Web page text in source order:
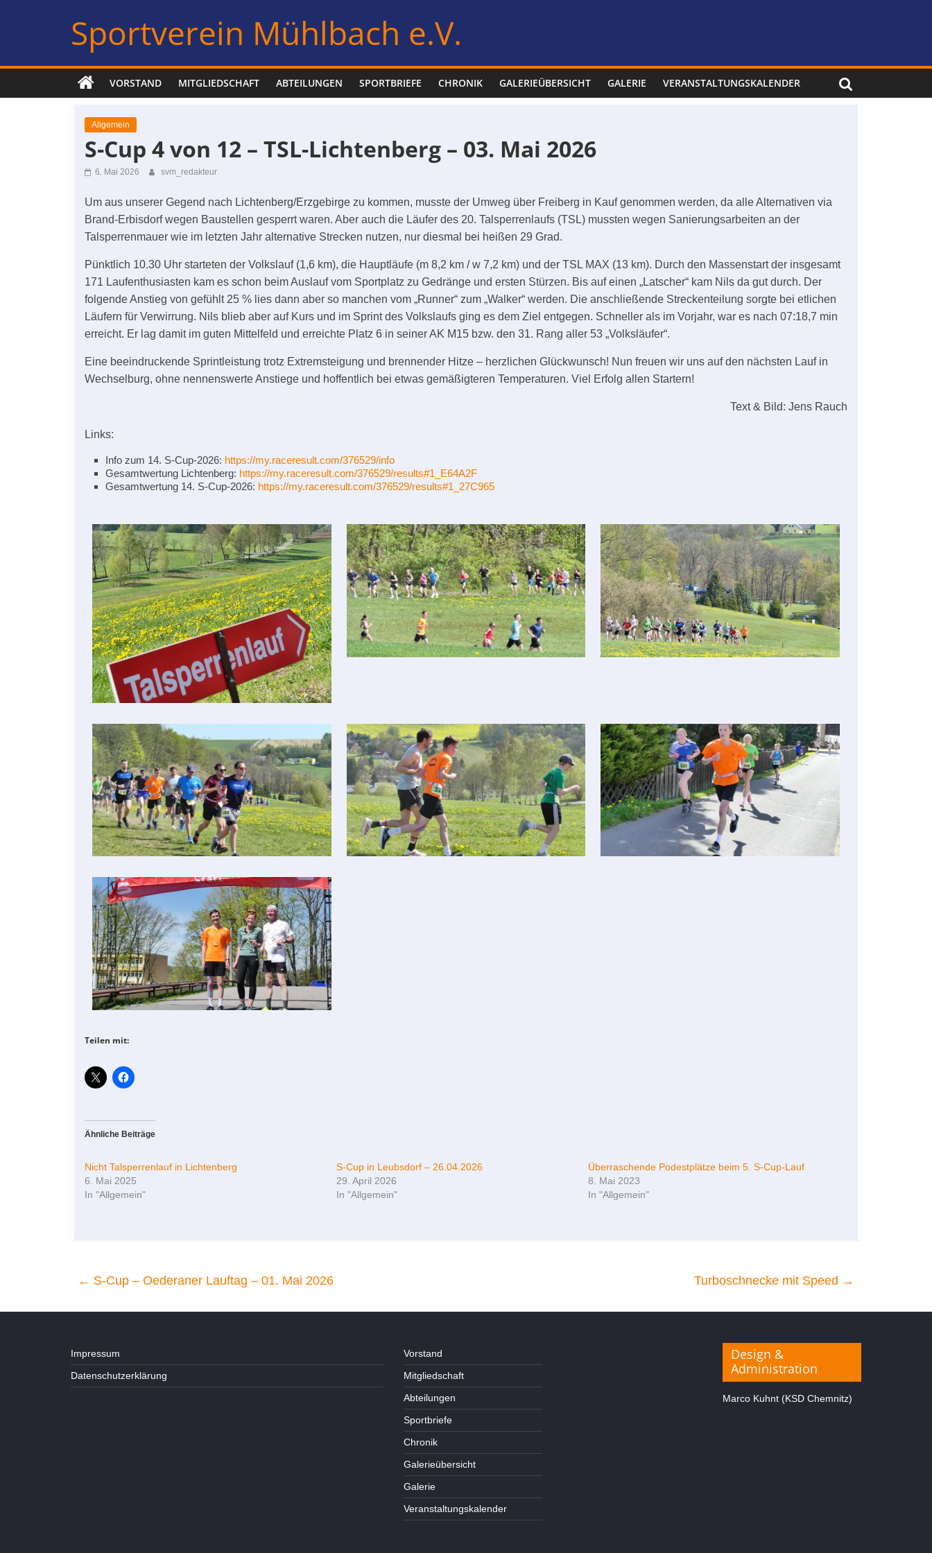
Sportverein Mühlbach e.V.
VORSTAND MITGLIEDSCHAFT ABTEILUNGEN SPORTBRIEFE CHRONIK GALERIEÜBERSICHT GALERIE VERANSTALTUNGSKALENDER
Allgemein
S-Cup 4 von 12 – TSL-Lichtenberg – 03. Mai 2026
6. Mai 2026 svm_redakteur
Um aus unserer Gegend nach Lichtenberg/Erzgebirge zu kommen, musste der Umweg über Freiberg in Kauf genommen werden, da alle Alternativen via
Brand-Erbisdorf wegen Baustellen gesperrt waren. Aber auch die Läufer des 20. Talsperrenlaufs (TSL) mussten wegen Sanierungsarbeiten an der
Talsperrenmauer wie im letzten Jahr alternative Strecken nutzen, nur diesmal bei heißen 29 Grad.
Pünktlich 10.30 Uhr starteten der Volkslauf (1,6 km), die Hauptläufe (m 8,2 km / w 7,2 km) und der TSL MAX (13 km). Durch den Massenstart der insgesamt
171 Laufenthusiasten kam es schon beim Auslauf vom Sportplatz zu Gedränge und ersten Stürzen. Bis auf einen „Latscher“ kam Nils da gut durch. Der
folgende Anstieg von gefühlt 25 % lies dann aber so manchen vom „Runner“ zum „Walker“ werden. Die anschließende Streckenteilung sorgte bei etlichen
Läufern für Verwirrung. Nils blieb aber auf Kurs und im Sprint des Volkslaufs ging es dem Ziel entgegen. Schneller als im Vorjahr, war es nach 07:18,7 min
erreicht. Er lag damit im guten Mittelfeld und erreichte Platz 6 in seiner AK M15 bzw. den 31. Rang aller 53 „Volksläufer“.
Eine beeindruckende Sprintleistung trotz Extremsteigung und brennender Hitze – herzlichen Glückwunsch! Nun freuen wir uns auf den nächsten Lauf in
Wechselburg, ohne nennenswerte Anstiege und hoffentlich bei etwas gemäßigteren Temperaturen. Viel Erfolg allen Startern!
Text & Bild: Jens Rauch
Links:
Info zum 14. S-Cup-2026: https://my.raceresult.com/376529/info
Gesamtwertung Lichtenberg: https://my.raceresult.com/376529/results#1_E64A2F
Gesamtwertung 14. S-Cup-2026: https://my.raceresult.com/376529/results#1_27C965
Teilen mit:
Ähnliche Beiträge
Nicht Talsperrenlauf in Lichtenberg
6. Mai 2025
In "Allgemein"
S-Cup in Leubsdorf – 26.04.2026
29. April 2026
In "Allgemein"
Überraschende Podestplätze beim 5. S-Cup-Lauf
8. Mai 2023
In "Allgemein"
← S-Cup – Oederaner Lauftag – 01. Mai 2026 Turboschnecke mit Speed →
Impressum
Datenschutzerklärung
Vorstand
Mitgliedschaft
Abteilungen
Sportbriefe
Chronik
Galerieübersicht
Galerie
Veranstaltungskalender
Design &
Administration
Marco Kuhnt (KSD Chemnitz)